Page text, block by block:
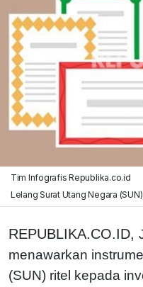
Tim Infografis Republika.co.id
Lelang Surat Utang Negara
REPUBLIKA.CO.ID,
menawarkan
(SUN) ritel kepada